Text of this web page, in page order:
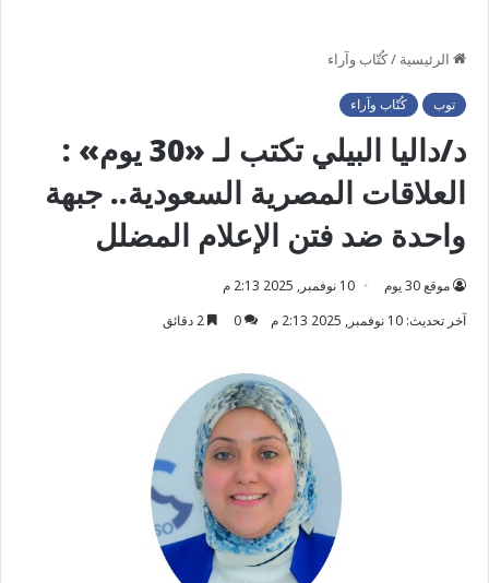
الرئيسية /كُتّاب وآراء
توب كُتّاب وآراء
د/داليا البيلي تكتب لـ «30 يوم» :
العلاقات المصرية السعودية.. جبهة
واحدة ضد فتن الإعلام المضلل
موقع 30 يوم
10 نوفمبر, 2025 2:13 م
آخر تحديث: 10 نوفمبر, 2025 2:13 م
0